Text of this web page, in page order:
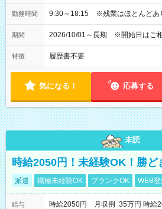
勤務時間 9:30～18:15 ※残業はほとんどあ
期間 2026/10/01～長期 ※開始日はご
特徴 履歴書不要
気になる！ 応募する
未読
時給2050円！未経験OK！勝ど
派遣 職種未経験OK ブランクOK WEB
給与
時給2050円 月収例 35万円 時給